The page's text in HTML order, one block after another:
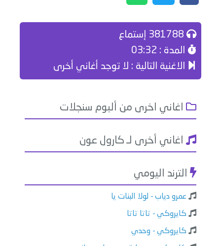
المدة : 03:32
الاغنية التالية : لا توجد أغاني أخرى
اغاني اخرى من ألبوم سنجلات
اغاني أخرى لـ كارول عون
الترند اليومي
عمرو دياب - لولا البنات يا
كايروكي - تاتا تاتا
كايروكي - وحدي